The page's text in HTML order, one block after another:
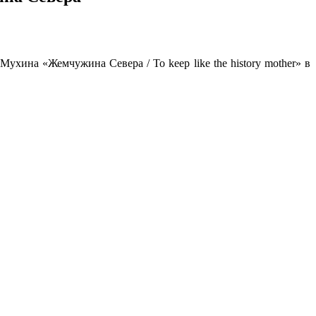
Мухина «Жемчужина Севера / To keep like the history mother» в